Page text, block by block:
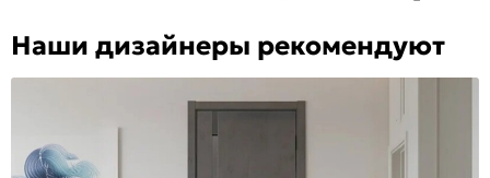
Наши дизайнеры рекомендуют